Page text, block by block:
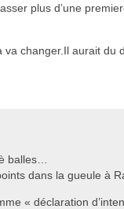
plus d’une
va changer.Il aurait du
balles…
dans la gueule à
« déclaration